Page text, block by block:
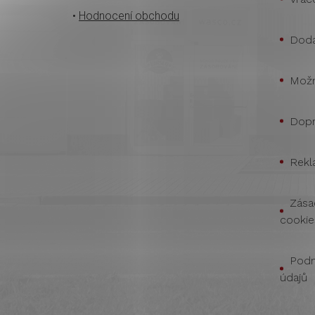
• Hodnocení obchodu
údajů